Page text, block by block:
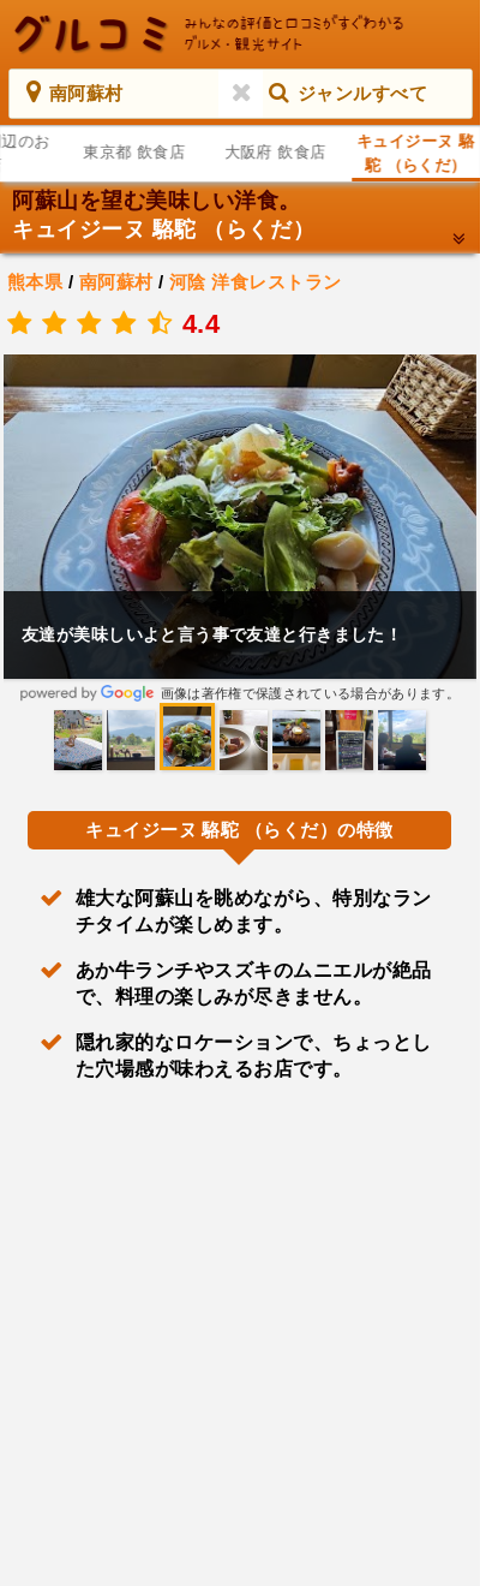
南阿蘇村 ジャンルすべて
のお
東京都 飲食店 大阪府 飲食店
キュイジーヌ 駱
駝 （らくだ）
阿蘇山を望む美味しい洋食。
キュイジーヌ 駱駝 （らくだ）
熊本県 / 南阿蘇村/ 河陰 洋食レストラン
4.4
友達が美味しいよと言う事で友達と行きました！
画像は著作権で保護されている場合があります。
キュイジーヌ 駱駝 （らくだ）の特徴
雄大な阿蘇山を眺めながら、特別なラン
チタイムが楽しめます。
あか牛ランチやスズキのムニエルが絶品
で、料理の楽しみが尽きません。
隠れ家的なロケーションで、ちょっとし
た穴場感が味わえるお店です。